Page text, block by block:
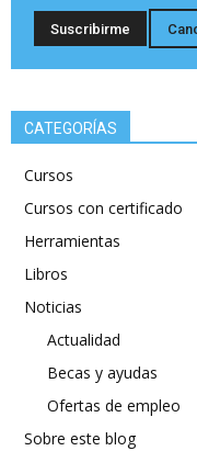
CATEGORÍAS
Cursos
Cursos con certificado
Herramientas
Libros
Noticias
Actualidad
Becas y ayudas
Ofertas de empleo
Sobre este blog